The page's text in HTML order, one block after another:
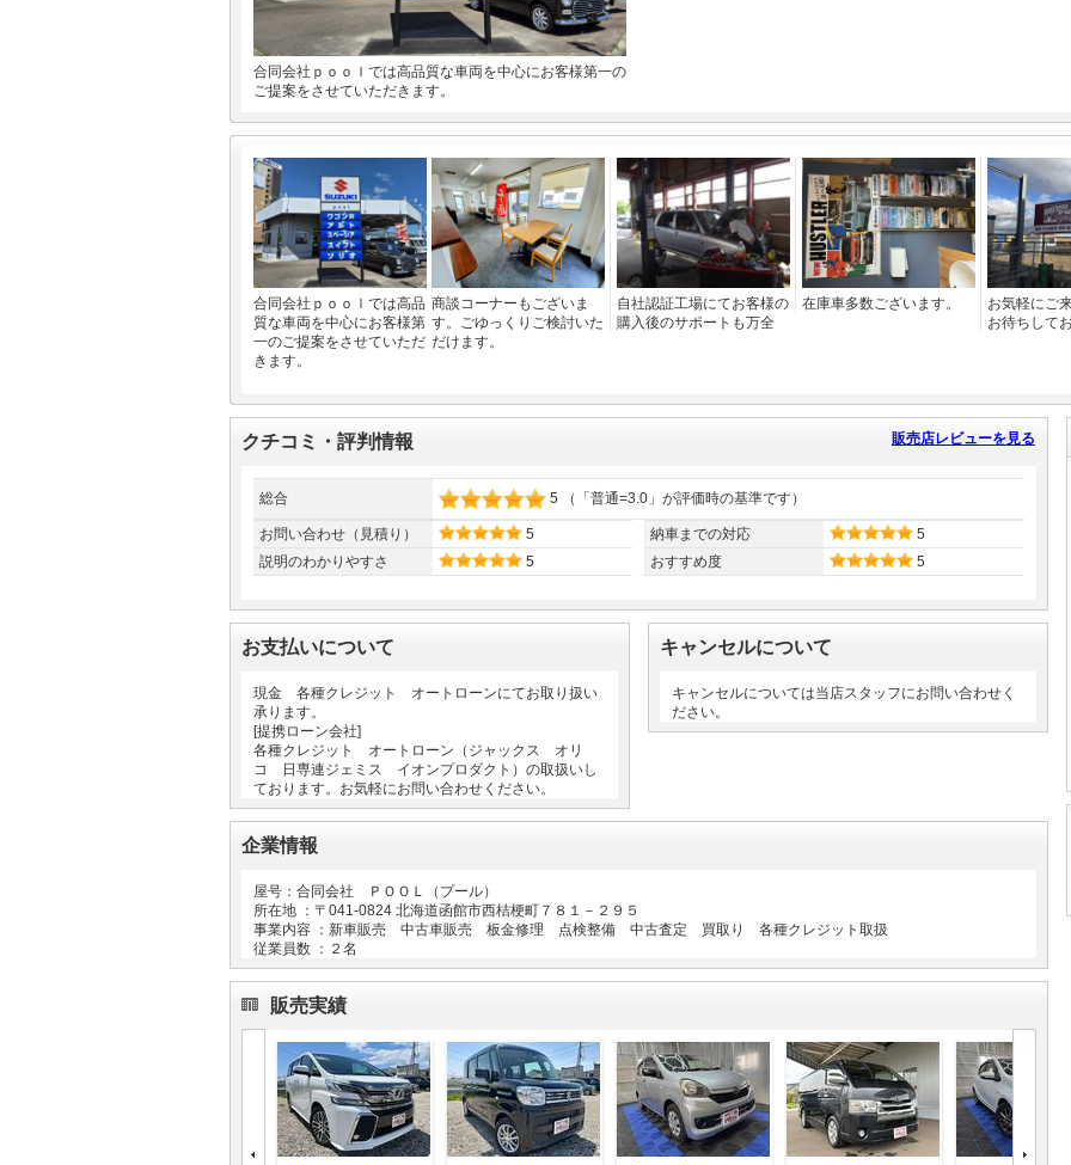
合同会社ｐｏｏｌでは高品質な車両を中心にお客様第一の
ご提案をさせていただきます。
合同会社ｐｏｏｌでは高品
質な車両を中心にお客様第
一のご提案をさせていただ
きます。
商談コーナーもございま
す。ごゆっくりご検討いた
だけます。
自社認証工場にてお客様の
購入後のサポートも万全
在庫車多数ございます。
お気軽にご
お待ちして
クチコミ・評判情報 販売店レビューを見る
総合 5 （「普通=3.0」が評価時の基準です）
お問い合わせ（見積り）
5
説明のわかりやすさ
5
納車までの対応
5
おすすめ度
5
お支払いについて
現金 各種クレジット オートローンにてお取り扱い
承ります。
[提携ローン会社]
各種クレジット オートローン（ジャックス オリ
コ 日専連ジェミス イオンプロダクト）の取扱いし
ております。お気軽にお問い合わせください。
キャンセルについて
キャンセルについては当店スタッフにお問い合わせく
ださい。
企業情報
屋号：合同会社 ＰＯＯＬ（プール）
所在地 ：〒 041-0824 北海道函館市西桔梗町７８１－２９５
事業内容 ：新車販売 中古車販売 板金修理 点検整備 中古査定 買取り 各種クレジット取扱
従業員数 ：２名
販売実績